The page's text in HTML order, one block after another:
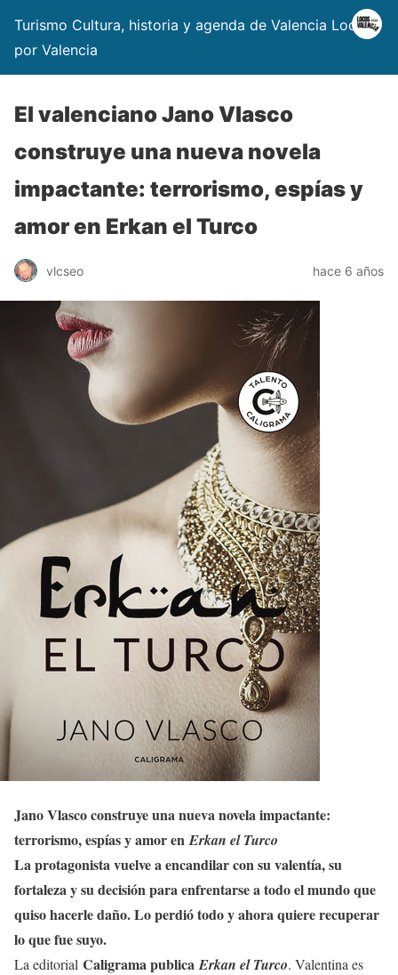
Turismo Cultura, historia y agenda de Valencia Locos
por Valencia
El valenciano Jano Vlasco
construye una nueva novela
impactante: terrorismo, espías y
amor en Erkan el Turco
vlcseo hace 6 años
Jano Vlasco construye una nueva novela impactante:
terrorismo, espías y amor enErkan el Turco
La protagonista vuelve a encandilar con su valentía, su
fortaleza y su decisión para enfrentarse a todo el mundo que
quiso hacerle daño. Lo perdió todo y ahora quiere recuperar
lo que fue suyo.
La editorial Caligrama publicaErkan el Turco. Valentina es